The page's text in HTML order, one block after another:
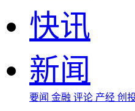
快讯
新闻
要闻 金融 评论 产经 创